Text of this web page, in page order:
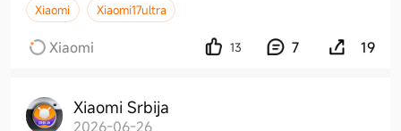
Xiaomi Xiaomi17ultra
Xiaomi 13 7 19
Xiaomi Srbija
2026-06-26